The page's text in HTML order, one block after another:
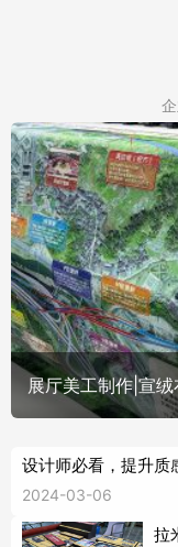
展厅美工制作|宣
设计师必看，提升质
2024-03-06
拉